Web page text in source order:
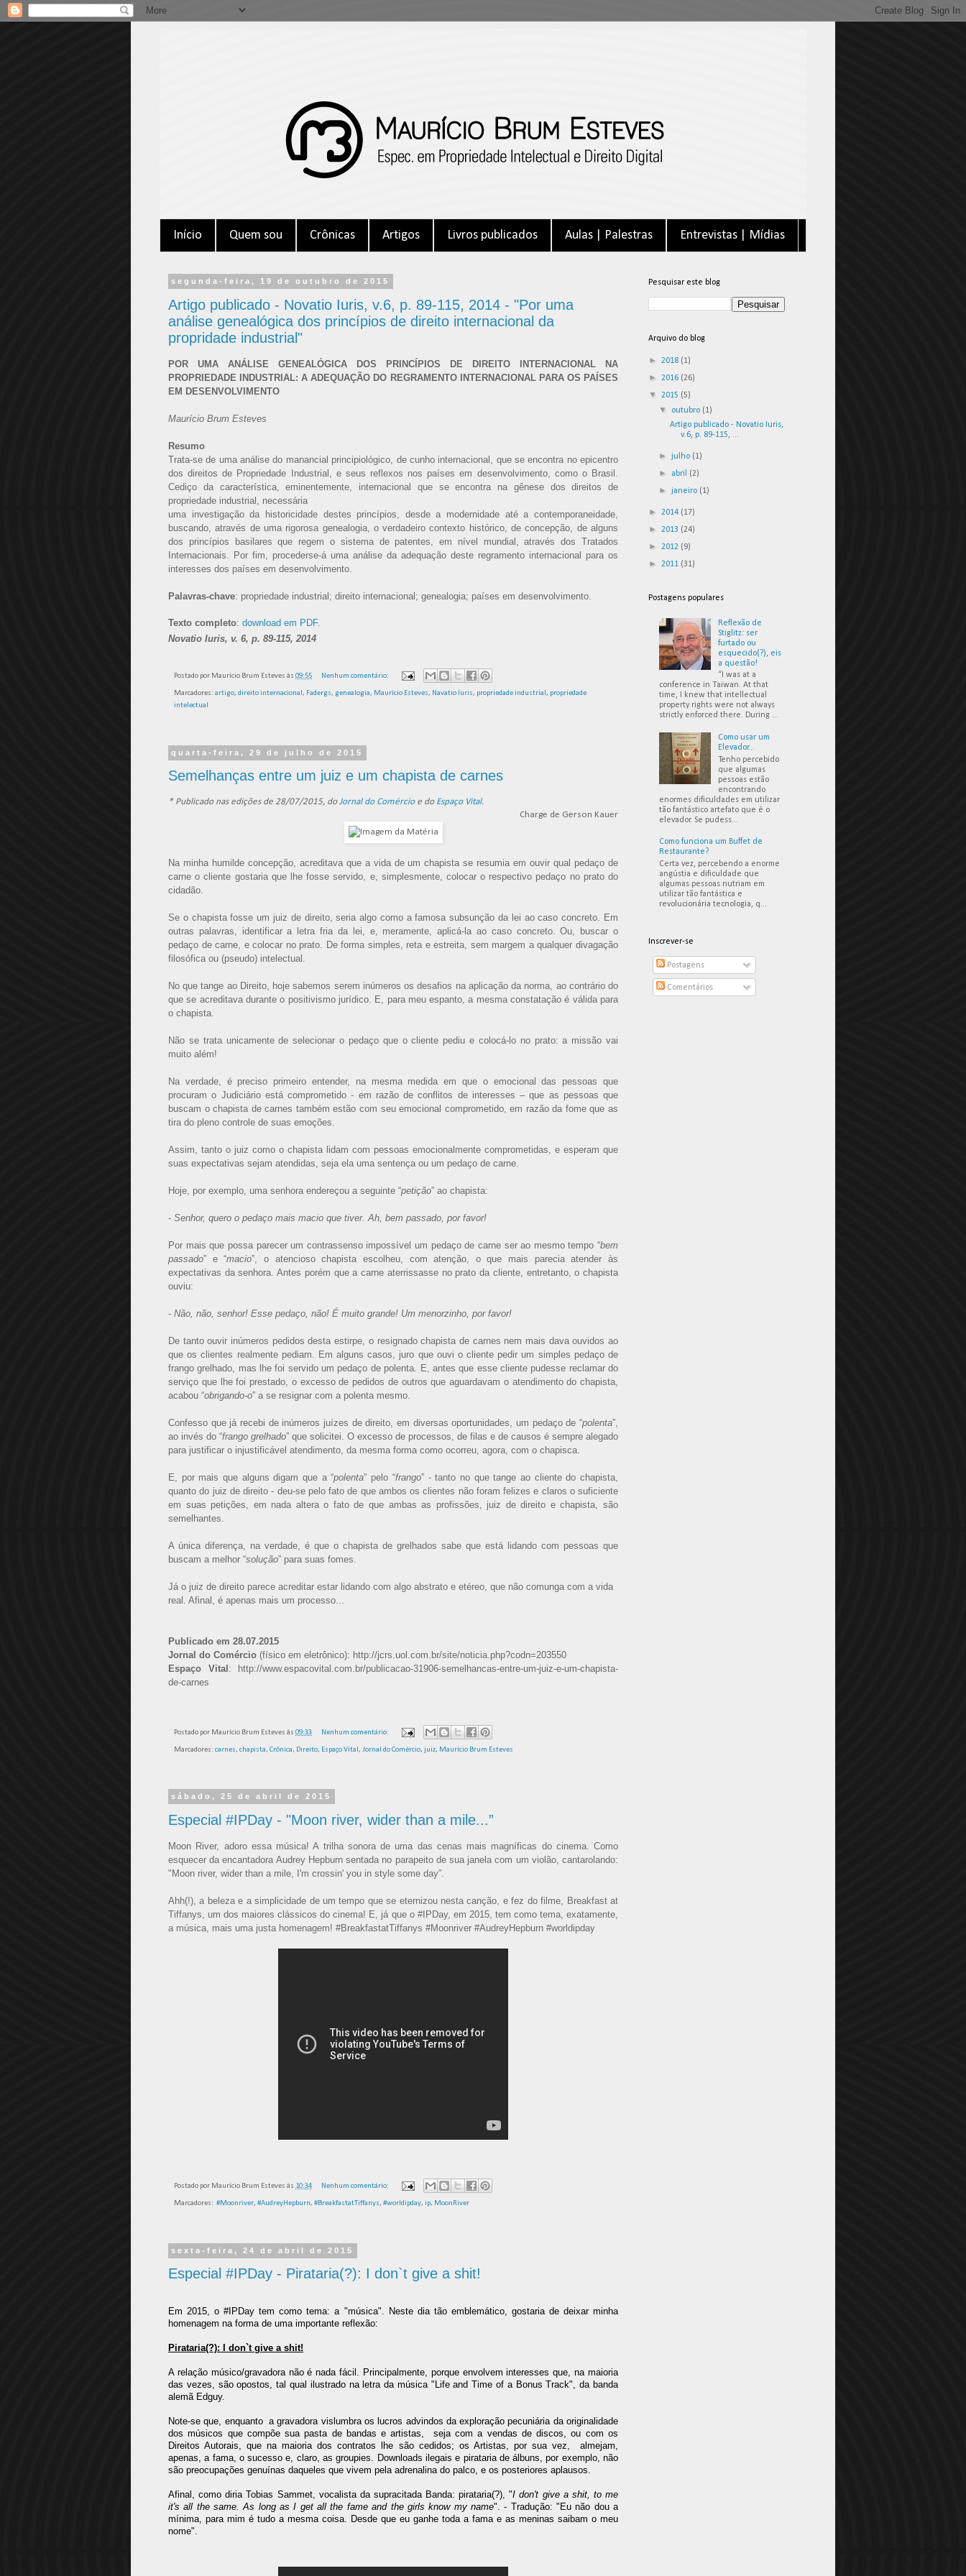
Início Quem sou Crônicas Artigos Livros publicados Aulas | Palestras Entrevistas | Mídias
segunda-feira, 19 de outubro de 2015
Artigo publicado - Novatio Iuris, v.6, p. 89-115, 2014 - "Por uma
análise genealógica dos princípios de direito internacional da
propridade industrial"
POR UMA ANÁLISE GENEALÓGICA DOS PRINCÍPIOS DE DIREITO INTERNACIONAL NA
PROPRIEDADE INDUSTRIAL: A ADEQUAÇÃO DO REGRAMENTO INTERNACIONAL PARA OS PAÍSES
EM DESENVOLVIMENTO
Maurício Brum Esteves
Resumo
Trata-se de uma análise do manancial principiológico, de cunho internacional, que se encontra no epicentro
dos direitos de Propriedade Industrial, e seus reflexos nos países em desenvolvimento, como o Brasil.
Cediço da característica, eminentemente, internacional que se encontra na gênese dos direitos de
propriedade industrial, necessária
uma investigação da historicidade destes princípios, desde a modernidade até a contemporaneidade,
buscando, através de uma rigorosa genealogia, o verdadeiro contexto histórico, de concepção, de alguns
dos princípios basilares que regem o sistema de patentes, em nível mundial, através dos Tratados
Internacionais. Por fim, procederse-á uma análise da adequação deste regramento internacional para os
interesses dos países em desenvolvimento.
Palavras-chave: propriedade industrial; direito internacional; genealogia; países em desenvolvimento.
Texto completo: download em PDF.
Novatio Iuris, v. 6, p. 89-115, 2014
Postado por Maurício Brum Esteves às 09:55 Nenhum comentário:
Marcadores: artigo, direito internacional , Fadergs, genealogia, Maurício Esteves, Navatio Iuris, propriedade industrial , propriedade
intelectual
quarta-feira, 29 de julho de 2015
Semelhanças entre um juiz e um chapista de carnes
* Publicado nas edições de 28/07/2015, doJornal do Comércioe do Espaço Vital.
Charge de Gerson Kauer
Na minha humilde concepção, acreditava que a vida de um chapista se resumia em ouvir qual pedaço de
carne o cliente gostaria que lhe fosse servido, e, simplesmente, colocar o respectivo pedaço no prato do
cidadão.
Se o chapista fosse um juiz de direito, seria algo como a famosa subsunção da lei ao caso concreto. Em
outras palavras, identificar a letra fria da lei, e, meramente, aplicá-la ao caso concreto. Ou, buscar o
pedaço de carne, e colocar no prato. De forma simples, reta e estreita, sem margem a qualquer divagação
filosófica ou (pseudo) intelectual.
No que tange ao Direito, hoje sabemos serem inúmeros os desafios na aplicação da norma, ao contrário do
que se acreditava durante o positivismo jurídico. E, para meu espanto, a mesma constatação é válida para
o chapista.
Não se trata unicamente de selecionar o pedaço que o cliente pediu e colocá-lo no prato: a missão vai
muito além!
Na verdade, é preciso primeiro entender, na mesma medida em que o emocional das pessoas que
procuram o Judiciário está comprometido - em razão de conflitos de interesses – que as pessoas que
buscam o chapista de carnes também estão com seu emocional comprometido, em razão da fome que as
tira do pleno controle de suas emoções.
Assim, tanto o juiz como o chapista lidam com pessoas emocionalmente comprometidas, e esperam que
suas expectativas sejam atendidas, seja ela uma sentença ou um pedaço de carne.
Hoje, por exemplo, uma senhora endereçou a seguinte “petição” ao chapista:
- Senhor, quero o pedaço mais macio que tiver. Ah, bem passado, por favor!
Por mais que possa parecer um contrassenso impossível um pedaço de carne ser ao mesmo tempo “bem
passado” e “macio”, o atencioso chapista escolheu, com atenção, o que mais parecia atender às
expectativas da senhora. Antes porém que a carne aterrissasse no prato da cliente, entretanto, o chapista
ouviu:
- Não, não, senhor! Esse pedaço, não! É muito grande! Um menorzinho, por favor!
De tanto ouvir inúmeros pedidos desta estirpe, o resignado chapista de carnes nem mais dava ouvidos ao
que os clientes realmente pediam. Em alguns casos, juro que ouvi o cliente pedir um simples pedaço de
frango grelhado, mas lhe foi servido um pedaço de polenta. E, antes que esse cliente pudesse reclamar do
serviço que lhe foi prestado, o excesso de pedidos de outros que aguardavam o atendimento do chapista,
acabou “obrigando-o” a se resignar com a polenta mesmo.
Confesso que já recebi de inúmeros juízes de direito, em diversas oportunidades, um pedaço de “polenta”,
ao invés do “frango grelhado” que solicitei. O excesso de processos, de filas e de causos é sempre alegado
para justificar o injustificável atendimento, da mesma forma como ocorreu, agora, com o chapisca.
E, por mais que alguns digam que a “polenta” pelo “frango” - tanto no que tange ao cliente do chapista,
quanto do juiz de direito - deu-se pelo fato de que ambos os clientes não foram felizes e claros o suficiente
em suas petições, em nada altera o fato de que ambas as profissões, juiz de direito e chapista, são
semelhantes.
A única diferença, na verdade, é que o chapista de grelhados sabe que está lidando com pessoas que
buscam a melhor “solução” para suas fomes.
Já o juiz de direito parece acreditar estar lidando com algo abstrato e etéreo, que não comunga com a vida
real. Afinal, é apenas mais um processo...
Publicado em 28.07.2015
Jornal do Comércio (físico em eletrônico): http://jcrs.uol.com.br/site/noticia.php?codn=203550
Espaço Vital : http://www.espacovital.com.br/publicacao-31906-semelhancas-entre-um-juiz-e-um-chapista-
de-carnes
Postado por Maurício Brum Esteves às 09:33 Nenhum comentário:
Marcadores: carnes, chapista, Crônica, Direito, Espaço Vital , Jornal do Comércio, juiz, Maurício Brum Esteves
sábado, 25 de abril de 2015
Especial #IPDay - "Moon river, wider than a mile...”
Moon River, adoro essa música! A trilha sonora de uma das cenas mais magníficas do cinema. Como
esquecer da encantadora Audrey Hepburn sentada no parapeito de sua janela com um violão, cantarolando:
"Moon river, wider than a mile, I'm crossin' you in style some day”.
Ahh(!), a beleza e a simplicidade de um tempo que se eternizou nesta canção, e fez do filme, Breakfast at
Tiffanys, um dos maiores clássicos do cinema! E, já que o #‎IPDay, em 2015, tem como tema, exatamente,
a música, mais uma justa homenagem! #‎BreakfastatTiffanys #‎Moonriver #‎AudreyHepburn #‎worldipday
Postado por Maurício Brum Esteves às 10:34 Nenhum comentário:
Marcadores: ‬ ‪#‎Moonriver‬, ‪#‎AudreyHepburn‬‪, #‎BreakfastatTiffanys, #‎worldipday, ip, MoonRiver‬
sexta-feira, 24 de abril de 2015
Especial #IPDay - Pirataria(?): I don`t give a shit!
Em 2015, o #IPDay tem como tema: a "música". Neste dia tão emblemático, gostaria de deixar minha
homenagem na forma de uma importante reflexão:
Pirataria(?): I don`t give a shit!
A relação músico/gravadora não é nada fácil. Principalmente, porque envolvem interesses que, na maioria
das vezes, são opostos, tal qual ilustrado na letra da música "Life and Time of a Bonus Track", da banda
alemã Edguy.
Note-se que, enquanto a gravadora vislumbra os lucros advindos da exploração pecuniária da originalidade
dos músicos que compõe sua pasta de bandas e artistas,
seja com a vendas de discos, ou com os
Direitos Autorais, que na maioria dos contratos lhe são cedidos; os Artistas, por sua vez,
almejam,
apenas, a fama, o sucesso e, claro, as groupies. Downloads ilegais e pirataria de álbuns, por exemplo, não
são preocupações genuínas daqueles que vivem pela adrenalina do palco, e os posteriores aplausos.
Afinal, como diria Tobias Sammet, vocalista da supracitada Banda: pirataria(?), "I don't give a shit, to me
it's all the same. As long as I get all the fame and the girls know my name". - Tradução: "Eu não dou a
mínima, para mim é tudo a mesma coisa. Desde que eu ganhe toda a fama e as meninas saibam o meu
nome".
Pesquisar este blog
Arquivo do blog
► 2018 (1)
► 2016 (26)
▼ 2015 (5)
▼ outubro (1)
Artigo publicado - Novatio Iuris,
v.6, p. 89-115, ...
► julho (1)
► abril (2)
► janeiro (1)
► 2014 (17)
► 2013 (24)
► 2012 (9)
► 2011 (31)
Postagens populares
Reflexão de
Stiglitz: ser
furtado ou
esquecido(?), eis
a questão!
“I was at a
conference in Taiwan. At that
time, I knew that intellectual
property rights were not always
strictly enforced there. During ...
Como usar um
Elevador...
Tenho percebido
que algumas
pessoas estão
encontrando
enormes dificuldades em utilizar
tão fantástico artefato que é o
elevador. Se pudess...
Como funciona um Buffet de
Restaurante?
Certa vez, percebendo a enorme
angústia e dificuldade que
algumas pessoas nutriam em
utilizar tão fantástica e
revolucionária tecnologia, q...
Inscrever-se
Postagens
Comentários